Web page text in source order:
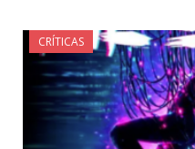
CRÍTICAS